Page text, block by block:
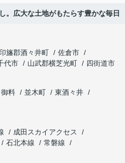
。広大な土地がもたらす豊かな毎日
印旛郡酒々井町
佐倉市
代市 山武郡横芝光町
四街道市
御料 並木町
東酒々井
成田スカイアクセス
石北本線
常磐線